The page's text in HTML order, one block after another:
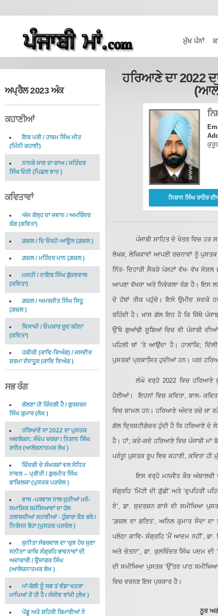
ਮੁੱਖ ਪੰਨਾਂ
ਅਪ੍ਰੈਲ 2023 ਅੰਕ
ਕਹਾਣੀਆਂ
ਇਕ ਪਰੀ/ਹਾਕਮ ਸਿੰਘ ਮੀਤ
(ਮਿੰਨੀ ਕਹਾਣੀ)
ਨਾਨਕੇ ਜਾਣ ਦਾ ਚਾਅ/ ਸਤਿੰਦਰ
ਸਿੰਘ ਓਠੀ(ਪਿਛਲ ਝਾਤ)
ਕਵਿਤਾਵਾਂ
ਅੱਜ ਕੱਲ੍ਹ ਦਾ ਜਵਾਨ/ਅਮਰਿੰਦਰ
ਕੰਗ(ਕਵਿਤਾ)
ਗ਼ਜ਼ਲ/ ਦਿ ਓਕਟੋ-ਆਊਲ(ਗ਼ਜ਼ਲ)
ਗ਼ਜ਼ਲ/ਮਹਿੰਦਰ ਮਾਨ(ਗ਼ਜ਼ਲ)
ਮਸਤੀ/ਨਾਇਬ ਸਿੰਘ ਬੁੱਕਣਵਾਲ
(ਕਵਿਤਾ)
ਗ਼ਜ਼ਲ/ਅਮਰਜੀਤ ਸਿੰਘ ਸਿਧੂ
(ਗ਼ਜ਼ਲ)
ਵਿਸਾਖੀ/ ਓਮਕਾਰ ਸੂਦ ਬਹੋਨਾ
(ਕਵਿਤਾ)
ਹਕੀਕੀ (ਕਾਵਿ-ਵਿਅੰਗ) /ਜਸਵੀਰ
ਸ਼ਰਮਾ ਦੱਦਾਹੂਰ(ਕਾਵਿ ਵਿਅੰਗ)
ਸਭ ਰੰਗ
ਚੱਲਣਾ ਹੀ ਜ਼ਿੰਦਗੀ ਹੈ/ਗੁਰਸ਼ਰਨ
ਸਿੰਘ ਕੁਮਾਰ(ਲੇਖ)
ਹਰਿਆਣੇ ਦਾ 2022 ਦਾ ਪੁਸਤਕ
ਅਵਲੋਕਨ: ਸੰਖੇਪ ਚਰਚਾ/ ਨਿਸ਼ਾਨ ਸਿੰਘ
ਰਾਠੌਰ(ਆਲੋਚਨਾਤਮਕ ਲੇਖ)
ਜ਼ਿੰਦਗੀ ਦੇ ਸੰਘਰਸ਼ਾਂ ਵਲ ਸੇਧਿਤ
ਨਾਵਲ -- ਪ੍ਰੀਤੀ/ਗੁਰਮੀਤ ਸਿੰਘ
ਫਾਜ਼ਿਲਕਾ(ਪੁਸਤਕ ਪੜਚੋਲ)
ਵਾਸ -ਪਰਵਾਸ ਨਾਲ ਜੁੜੀਆਂ ਮਨੋ-
ਸਮਾਜਿਕ ਸਮੱਸਿਆਵਾਂ ਦਾ ਹੱਲ
ਤਲਾਸ਼ਦੀਆਂ ਕਹਾਣੀਆਂ - ਹੁੰਗਾਰਾ ਕੌਣ ਭਰੇ/
ਨਿਰੰਜਨ ਬੋਹਾ(ਪੁਸਤਕ ਪੜਚੋਲ)
ਸੁਨੀਤਾ ਸੱਭਰਵਾਲ ਦਾ ‘ਕੁਝ ਹੋਰ ਸੁਣਾ
ਸਨੀਤਾ’ ਕਾਵਿ ਸੰਗ੍ਰਹਿ ਭਾਵਨਾਵਾਂ ਦੀ
ਅਦਾਕਾਰੀ/ਉਜਾਗਰ ਸਿੰਘ
(ਆਲੋਚਨਾਤਮਕ ਲੇਖ)
ਮਾਂ-ਬੋਲੀ ਨੂੰ ਸਭ ਤਂ ਵੱਡਾ ਖਤਰਾ
ਮਾਪਿਆਂ ਤੋਂ ਹੀ ਹੈ/ ਸੰਜੀਵ ਝਾਂਜੀ(ਲੇਖ)
ਪੇਂਡੂ ਅਤੇ ਸ਼ਹਿਰੀ ਬਿਮਾਰੀਆਂ ਨੇ
ਹਰਿਆਣੇ ਦਾ 2022
ਨਿਸ਼ਾਨ ਸਿੰਘ ਰਾਠੌਰ
ਪੰਜਾਬੀ ਸਾਹਿਤ ਦੇ ਖੇਤਰ ਵਿਚ
ਲੇਖਕ, ਲੇਖਿਕਾਵਾਂ ਆਪਣੀ ਰਚਨਾਵਾਂ ਨੂੰ
ਨਿੱਤ- ਦਿਹਾੜੀ ਸੈਕੜੇ ਪੋਸਟਾਂ ਵੱਖ- ਵੱਖ
ਆਪਣਾ ਵੱਖਰਾ ਅਤੇ ਨਿਵੇਕਲਾ ਰੰਗ ਹੈ। ਇਸ
ਦੇ ਹੱਥਾਂ ਤੀਕ ਪਹੁੰਚੇ। ਇਸੇ ਉਮੀਦ ਸਦਕੇ ਹਰ
ਰਹਿੰਦੀ ਹੈ। ਖ਼ਾਸ ਗੱਲ ਇਹ ਹੈ ਕਿ ਜਿੱਥੇ
ਉੱਥੇ ਗੁਆਂਢੀ ਸੂਬਿਆਂ ਵਿਚ ਵੀ ਪੰਜਾਬੀ
ਪਹਿਲੀ ਥਾਂ ’ਤੇ ਆਉਂਦਾ ਹੈ। ਹਾਲਾਂਕਿ;
ਪੁਸਤਕਾਂ ਪ੍ਰਕਾਸਿ਼ਤ ਹੁਦੀਆਂ ਹਨ। ਪਰ!
ਲੰਘੇ ਵਰ੍ਹੇ 2022 ਵਿਚ ਹਰਿਆਣੇ
ਹੋਈਆਂ। ਇਹਨਾਂ ਵਿਚ ਕਵਿਤਾ, ਬਾਲ-
ਵਿਚ ਸ਼ਾਮਲ ਹਨ। ਹਰਿਆਣੇ ਅੰਦਰ ਰਚੇ ਜਾ
ਗੱਲ ਦ੍ਰਿਸ਼ਟੀਗੋਚਰ ਹੁੰਦੀ ਹੈ ਕਿ ਹਰਿਆਣੇ ਦੇ
ਹੈ। ਹਾਂ; ਕਦੇ-ਕਦੇ ਹਰਿਆਣੇ ਵਿਚ ਪੰਜਾਬੀ ਮਾਂ
ਪਰੰਤੂ! ਪੁਸਤਕ ਰੂਪ ਵਿਚ ਕਹਾਣੀ, ਕਵਿਤਾ ਹੀ
ਇਸ ਵਰ੍ਹੇ ਮਨਜੀਤ ਕੌਰ ਅੰਬਾਲਵੀ
ਸੰਗ੍ਰਹਿ ‘ਮਿੱਟੀ ਦੀ ਗੁੱਡੀ’ ਅਤੇ ‘ਦੁਪਹਿਰੀਂ
ਏ’, ਡਾ. ਸੁਦਰਸ਼ਨ ਗਾਸੋ ਦੀ ਸਮੀਖਿਆ
‘ਗ਼ਜ਼ਲ ਦਾ ਗਣਿਤ’, ਅਨਿਲ ਕੁਮਾਰ ਸੌਦਾ ਦਾ
ਪਲੇਠਾ ਕਾਵਿ- ਸੰਗ੍ਰਹਿ ‘ਮੈਂ ਆਦਮ ਨਹੀਂ’, ਡਾ.
ਅਤੇ ਚੇਤਨਾ’, ਡਾ. ਕੁਲਵਿੰਦਰ ਸਿੰਘ ਪਦਮ ਦੀ
ਦੀ ਸਮੀਖਿਆ ਪੁਸਤਕ ‘ਉੱਤਰ ਪਾਠ
ਵਿਚ ਵਰਨਣ ਇਸ ਪ੍ਰਕਾਰ ਹੈ।
ਨੂਰ